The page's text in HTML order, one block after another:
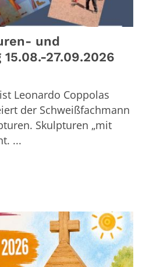
und
27.09.2026
Leonardo Coppolas
der Schweißfachmann
Skulpturen „mit
...